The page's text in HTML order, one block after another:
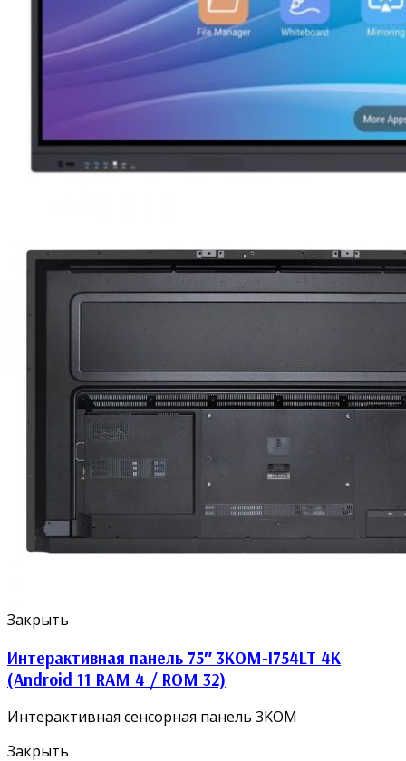
Закрыть
Интерактивная панель 75″ 3KOM-I754LT 4K
(Android 11 RAM 4 / ROM 32)
Интерактивная сенсорная панель 3KOM
Закрыть